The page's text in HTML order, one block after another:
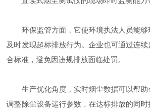
环保监管方面，它使环境执法人员能够
及时发现超标排放行为。企业也可通过连
合标准，避免因违规排放面临处罚。
生产优化角度，实时烟尘数据可以帮助
调整除尘设备运行参数，在达标排放的同时